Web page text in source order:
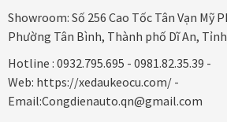
Showroom: Số 256 Cao Tốc Tân Vạn Mỹ
Phường Tân Bình, Thành phố Dĩ An,
Hotline : 0932.795.695 - 0981.82.35.39 -
Web: https://xedaukeocu.com/ -
Email:Congdienauto.qn@gmail.com